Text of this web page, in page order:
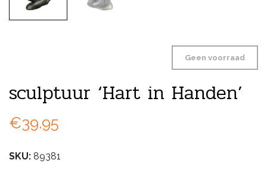
Geen voorraad
sculptuur ‘Hart in Handen’
€39.95
SKU: 89381